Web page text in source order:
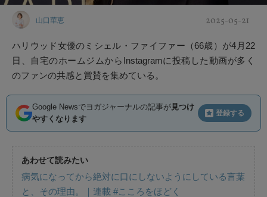
山口華恵 2025-05-21
ハリウッド女優のミシェル・ファイファー（66歳）が4月22
日、自宅のホームジムからInstagramに投稿した動画が多く
のファンの共感と賞賛を集めている。
Google Newsでヨガジャーナルの記事が見つけ
やすくなります
登録する
あわせて読みたい
病気になってから絶対に口にしないようにしている言葉
と、その理由。｜連載 #こころをほどく